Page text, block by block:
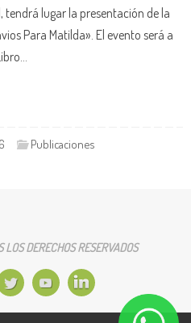
tendrá lugar la presentación de la
Para Matilda». El evento será a
Publicaciones
DERECHOS RESERVADOS